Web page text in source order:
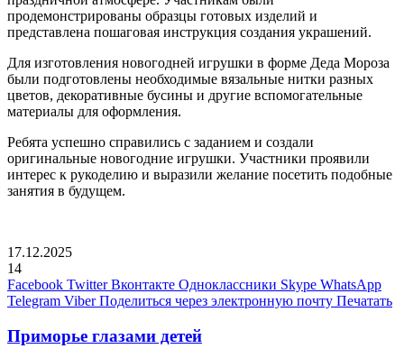
продемонстрированы образцы готовых изделий и
представлена пошаговая инструкция создания украшений.
Для изготовления новогодней игрушки в форме Деда Мороза
были подготовлены необходимые вязальные нитки разных
цветов, декоративные бусины и другие вспомогательные
материалы для оформления.
Ребята успешно справились с заданием и создали
оригинальные новогодние игрушки. Участники проявили
интерес к рукоделию и выразили желание посетить подобные
занятия в будущем.
17.12.2025
14
Facebook Twitter Вконтакте Одноклассники Skype WhatsApp
Telegram Viber Поделиться через электронную почту Печатать
Приморье глазами детей